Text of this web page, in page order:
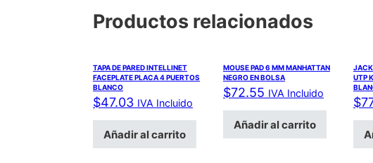
Productos relacionados
TAPA DE PARED INTELLINET
FACEPLATE PLACA 4 PUERTOS
BLANCO
$47.03 IVA Incluido
Añadir al carrito
MOUSE PAD 6 MM MANHATTAN
NEGRO EN BOLSA
$72.55 IVA Incluido
Añadir al carrito
UTP
$